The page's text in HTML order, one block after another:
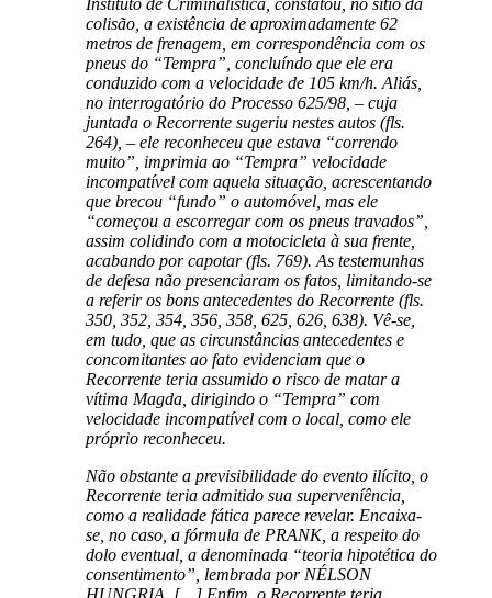
Instituto de Criminalística, constatou, no sitio da
colisão, a existência de aproximadamente 62
metros de frenagem, em correspondência com os
pneus do “Tempra”, concluíndo que ele era
conduzido com a velocidade de 105 km/h. Aliás,
no interrogatório do Processo 625/98, – cuja
juntada o Recorrente sugeriu nestes autos (fls.
264), – ele reconheceu que estava “correndo
muito”, imprimia ao “Tempra” velocidade
incompatível com aquela situação, acrescentando
que brecou “fundo” o automóvel, mas ele
“começou a escorregar com os pneus travados”,
assim colidindo com a motocicleta à sua frente,
acabando por capotar (fls. 769). As testemunhas
de defesa não presenciaram os fatos, limitando-se
a referir os bons antecedentes do Recorrente (fls.
350, 352, 354, 356, 358, 625, 626, 638). Vê-se,
em tudo, que as circunstâncias antecedentes e
concomitantes ao fato evidenciam que o
Recorrente teria assumido o risco de matar a
vítima Magda, dirigindo o “Tempra” com
velocidade incompatível com o local, como ele
próprio reconheceu.
Não obstante a previsibilidade do evento ilícito, o
Recorrente teria admitido sua superveníência,
como a realidade fática parece revelar. Encaixa-
se, no caso, a fórmula de PRANK, a respeito do
dolo eventual, a denominada “teoria hipotética do
consentimento”, lembrada por NÉLSON
HUNGRIA. […] Enfim, o Recorrente teria